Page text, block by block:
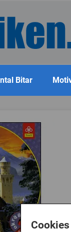
Cookies
Bitar